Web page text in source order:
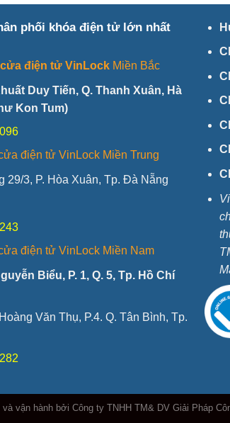
phối khóa điện tử lớn nhất
cửa điện tử VinLock Miền Bắc
Duy Tiến, Q. Thanh Xuân, Hà
Kon Tum)
điện tử VinLock Miền Trung
29/3, P. Hòa Xuân, Tp. Đà Nẵng
điện tử VinLock Miền Nam
Biểu, P. 1, Q. 5, Tp. Hồ Chí
Văn Thụ, P.4. Q. Tân Bình, Tp.
vận hành bởi Công ty TNHH TM& DV Giải Pháp